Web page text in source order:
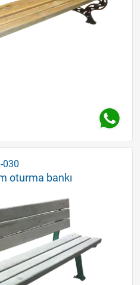
030
oturma bankı